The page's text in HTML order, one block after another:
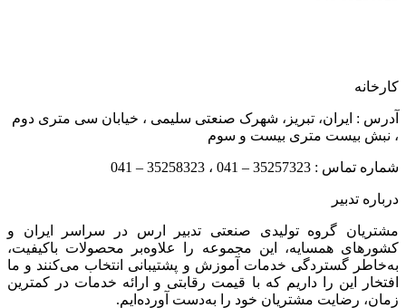
کارخانه
آدرس : ایران، تبریز، شهرک صنعتی سلیمی ، خیابان سی متری دوم
، نبش بیست متری بیست و سوم
شماره تماس : 35257323 – 041 ، 35258323 – 041
درباره تدبیر
مشتریان گروه تولیدی صنعتی تدبیر ارس در سراسر ایران و
کشورهای همسایه، این مجموعه را علاوه‌بر محصولات باکیفیت،
به‌خاطر گستردگی خدمات آموزش و پشتیبانی انتخاب می‌کنند و ما
افتخار این را داریم که با قیمت رقابتی و ارائه خدمات در کمترین
زمان، رضایت مشتریان خود را به‌دست آورده‌ایم.